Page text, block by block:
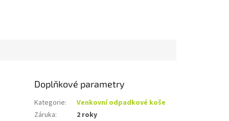
Doplňkové parametry
Kategorie:
Venkovní odpadkové koše
Záruka:
2 roky